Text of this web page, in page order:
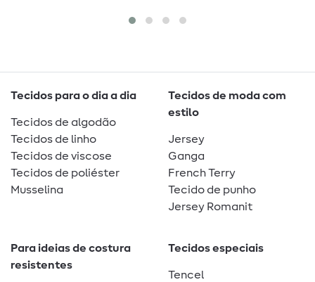
Tecidos para o dia a dia
Tecidos de algodão
Tecidos de linho
Tecidos de viscose
Tecidos de poliéster
Musselina
Tecidos de moda com
estilo
Jersey
Ganga
French Terry
Tecido de punho
Jersey Romanit
Para ideias de costura
resistentes
Tecidos especiais
Tencel